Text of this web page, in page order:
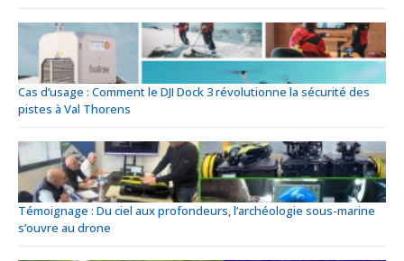
Cas d’usage : Comment le DJI Dock 3 révolutionne la sécurité des
pistes à Val Thorens
Témoignage : Du ciel aux profondeurs, l’archéologie sous-marine
s’ouvre au drone